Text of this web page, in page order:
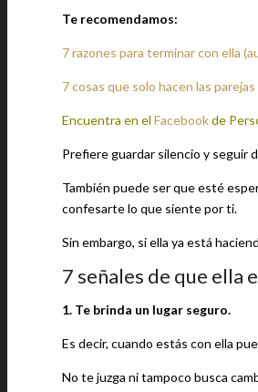
Te recomendamos:
7 razones para terminar con ella
7 cosas que solo hacen las
Encuentra en el Facebookde
Prefiere guardar silencio y seguir
También puede ser que esté
confesarte lo que siente por ti.
Sin embargo, si ella ya está
7 señales de que ella
1. Te brinda un lugar seguro.
Es decir, cuando estás con ella
No te juzga ni tampoco busca